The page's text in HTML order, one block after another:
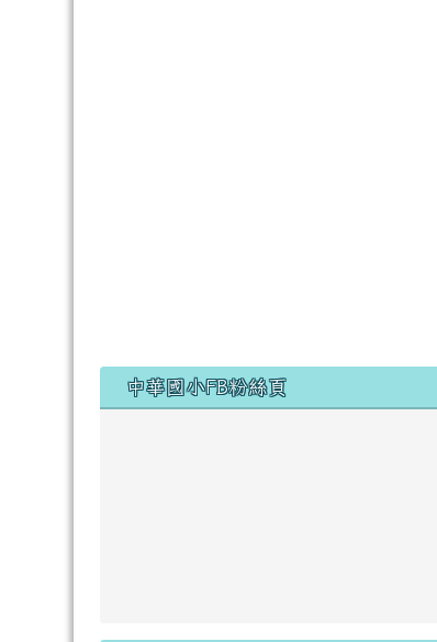
右邊區域內容
中華國小FB粉絲頁